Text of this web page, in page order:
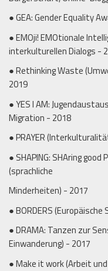
● GEA: Gender Equality
● EMOji! EMOtionale
interkulturellen Dialogs -
● Rethinking Waste
2019
● YES I AM:
Migration - 2018
● PRAYER
● SHAPING: SHAring
(sprachliche
Minderheiten) - 2017
● BORDERS
● DRAMA: Tanzen zur
Einwanderung) - 2017
● Make it work (Arbeit